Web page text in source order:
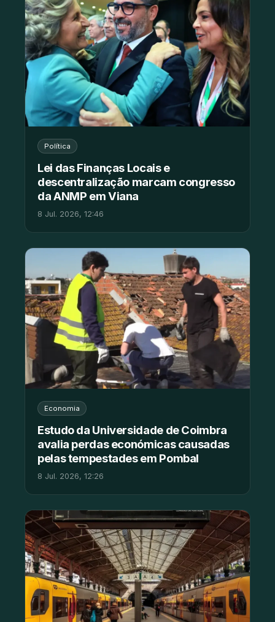
Política
Lei das Finanças Locais e
descentralização marcam congresso
da ANMP em Viana
8 Jul. 2026, 12:46
Economia
Estudo da Universidade de Coimbra
avalia perdas económicas causadas
pelas tempestades em Pombal
8 Jul. 2026, 12:26